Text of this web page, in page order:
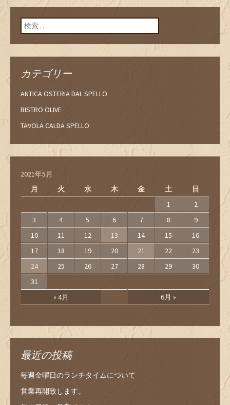
ン
検索:
カテゴリー
ANTICA OSTERIA DAL SPELLO
BISTRO OLIVE
TAVOLA CALDA SPELLO
2021年5月
月
火 水 木 金 土 日
« 4月 6月 »
1
2
3
4 5 6 7 8
9
10
11 12 13 14 15
16
17
18 19 20 21 22
23
24
25 26 27 28 29
30
31
最近の投稿
毎週金曜日のランチタイムについて
営業再開致します。